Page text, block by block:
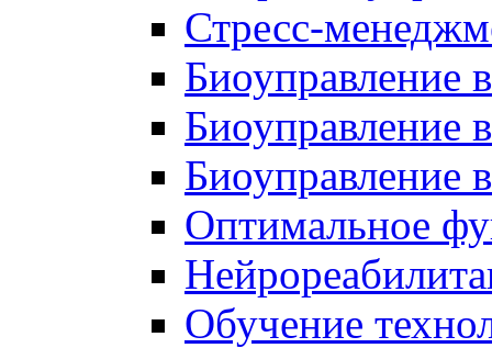
Стресс-
Биоуправление
Биоуправление
Биоуправление
Оптимальное
Обучение